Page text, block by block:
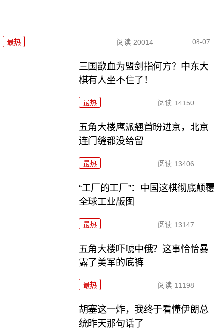
最热 阅读 20014 08-07
三国歃血为盟剑指何方？中东大
棋有人坐不住了！
最热 阅读 14150
五角大楼鹰派翘首盼进京，北京
连门缝都没给留
最热 阅读 13406
“工厂的工厂”：中国这棋彻底颠覆
全球工业版图
最热 阅读 13147
五角大楼吓唬中俄？这事恰恰暴
露了美军的底裤
最热 阅读 11198
胡塞这一炸，我终于看懂伊朗总
统昨天那句话了